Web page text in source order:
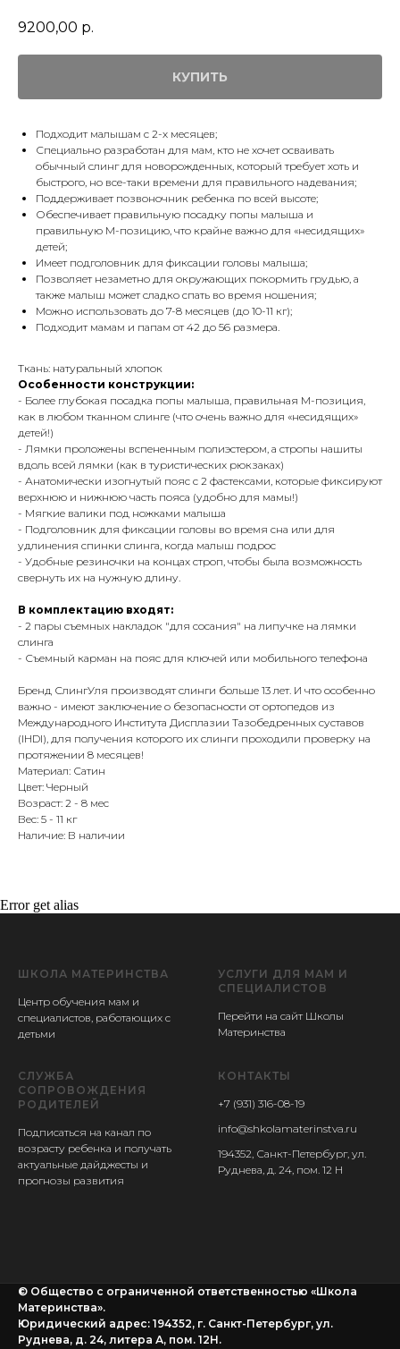
9200,00 р.
КУПИТЬ
Подходит малышам с 2-х месяцев;
Специально разработан для мам, кто не хочет осваивать
обычный слинг для новорожденных, который требует хоть и
быстрого, но все-таки времени для правильного надевания;
Поддерживает позвоночник ребенка по всей высоте;
Обеспечивает правильную посадку попы малыша и
правильную М-позицию, что крайне важно для «несидящих»
детей;
Имеет подголовник для фиксации головы малыша;
Позволяет незаметно для окружающих покормить грудью, а
также малыш может сладко спать во время ношения;
Можно использовать до 7-8 месяцев (до 10-11 кг);
Подходит мамам и папам от 42 до 56 размера.
Ткань: натуральный хлопок
Особенности конструкции:
- Более глубокая посадка попы малыша, правильная М-позиция,
как в любом тканном слинге (что очень важно для «несидящих»
детей!)
- Лямки проложены вспененным полиэстером, а стропы нашиты
вдоль всей лямки (как в туристических рюкзаках)
- Анатомически изогнутый пояс с 2 фастексами, которые фиксируют
верхнюю и нижнюю часть пояса (удобно для мамы!)
- Мягкие валики под ножками малыша
- Подголовник для фиксации головы во время сна или для
удлинения спинки слинга, когда малыш подрос
- Удобные резиночки на концах строп, чтобы была возможность
свернуть их на нужную длину.
В комплектацию входят:
- 2 пары съемных накладок "для сосания" на липучке на лямки
слинга
- Съемный карман на пояс для ключей или мобильного телефона
Бренд СлингУля производят слинги больше 13 лет. И что особенно
важно - имеют заключение о безопасности от ортопедов из
Международного Института Дисплазии Тазобедренных суставов
(IHDI), для получения которого их слинги проходили проверку на
протяжении 8 месяцев!
Материал: Сатин
Цвет: Черный
Возраст: 2 - 8 мес
Вес: 5 - 11 кг
Наличие: В наличии
Error get alias
ШКОЛА МАТЕРИНСТВА
Центр обучения мам и
специалистов, работающих с
детьми
УСЛУГИ ДЛЯ МАМ И
СПЕЦИАЛИСТОВ
Перейти на сайт Школы
Материнства
СЛУЖБА
СОПРОВОЖДЕНИЯ
РОДИТЕЛЕЙ
Подписаться на канал по
возрасту ребенка и получать
актуальные дайджесты и
прогнозы развития
КОНТАКТЫ
+7 (931) 316-08-19
info@shkolamaterinstva.ru
194352, Санкт-Петербург, ул.
Руднева, д. 24, пом. 12 Н
© Общество с ограниченной ответственностью «Школа
Материнства».
Юридический адрес: 194352, г. Санкт-Петербург, ул.
Руднева, д. 24, литера А, пом. 12Н.